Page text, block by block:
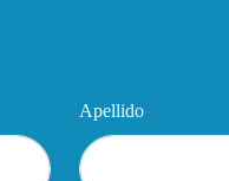
Apellido